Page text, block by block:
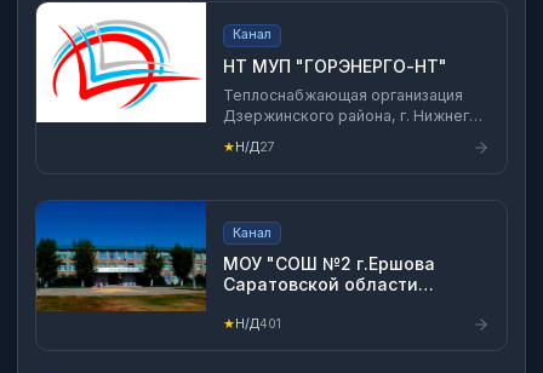
Канал
НТ МУП "ГОРЭНЕРГО-НТ"
Теплоснабжающая организация
Дзержинского района, г. Нижнего
Тагила Основной вид деятельности:
Передача пара и горячей воды
(тепловой энергии) Приемная -
8(3435)23-05-60 Диспетчерская
(круглосуточно) - 8(3435)23-05-
96, 8(3435)47-62-92 Отдел кадров
- 8(3435)23-05-70
★Н/Д27
Канал
МОУ "СОШ №2 г.Ершова
Саратовской области
Зуева М.А."
★Н/Д401